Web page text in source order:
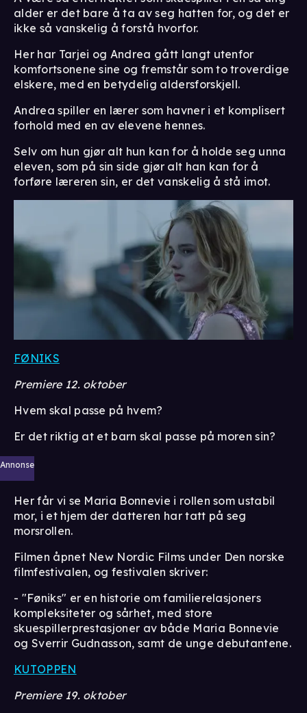
alder er det bare å ta av seg hatten for, og det er
ikke så vanskelig å forstå hvorfor.
Her har Tarjei og Andrea gått langt utenfor
komfortsonene sine og fremstår som to troverdige
elskere, med en betydelig aldersforskjell.
Andrea spiller en lærer som havner i et komplisert
forhold med en av elevene hennes.
Selv om hun gjør alt hun kan for å holde seg unna
eleven, som på sin side gjør alt han kan for å
forføre læreren sin, er det vanskelig å stå imot.
FØNIKS
Premiere 12. oktober
Hvem skal passe på hvem?
Er det riktig at et barn skal passe på moren sin?
Annonse
Her får vi se Maria Bonnevie i rollen som ustabil
mor, i et hjem der datteren har tatt på seg
morsrollen.
Filmen åpnet New Nordic Films under Den norske
filmfestivalen, og festivalen skriver:
- "Føniks" er en historie om familierelasjoners
kompleksiteter og sårhet, med store
skuespillerprestasjoner av både Maria Bonnevie
og Sverrir Gudnasson, samt de unge debutantene.
KUTOPPEN
Premiere 19. oktober